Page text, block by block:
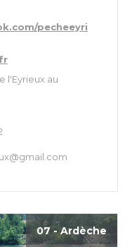
pecheeyri
l'Eyrieux au
07 - Ardèche